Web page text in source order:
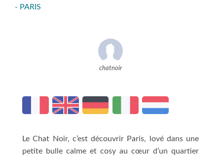
- PARIS
chatnoir
Le Chat Noir, c’est découvrir Paris, lové dans une
petite bulle calme et cosy au cœur d’un quartier